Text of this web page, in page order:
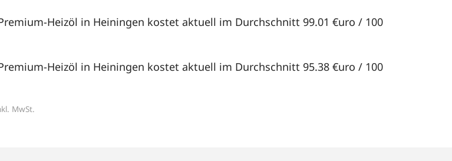
Heizöl in Heiningen kostet aktuell im Durchschnitt 99.01 €uro / 100
Heizöl in Heiningen kostet aktuell im Durchschnitt 95.38 €uro / 100
MwSt.